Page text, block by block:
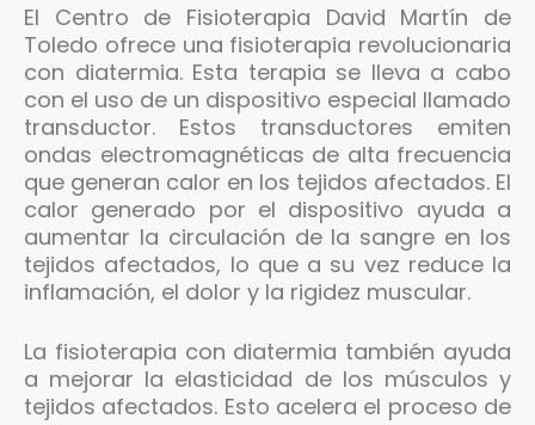
El Centro de Fisioterapia David Martín de
Toledo ofrece una fisioterapia revolucionaria
con diatermia. Esta terapia se lleva a cabo
con el uso de un dispositivo especial llamado
transductor. Estos transductores emiten
ondas electromagnéticas de alta frecuencia
que generan calor en los tejidos afectados. El
calor generado por el dispositivo ayuda a
aumentar la circulación de la sangre en los
tejidos afectados, lo que a su vez reduce la
inflamación, el dolor y la rigidez muscular.
La fisioterapia con diatermia también ayuda
a mejorar la elasticidad de los músculos y
tejidos afectados. Esto acelera el proceso de